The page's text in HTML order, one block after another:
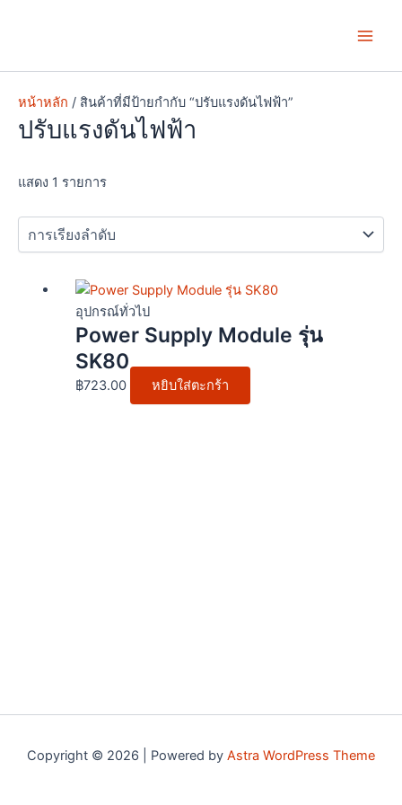
หน้าหลัก / สินค้าที่มีป้ายกำกับ “ปรับแรงดันไฟฟ้า”
ปรับแรงดันไฟฟ้า
แสดง 1 รายการ
อุปกรณ์ทั่วไป
Power Supply Module รุ่น
SK80
฿723.00 หยิบใส่ตะกร้า
Copyright © 2026 | Powered by Astra WordPress Theme